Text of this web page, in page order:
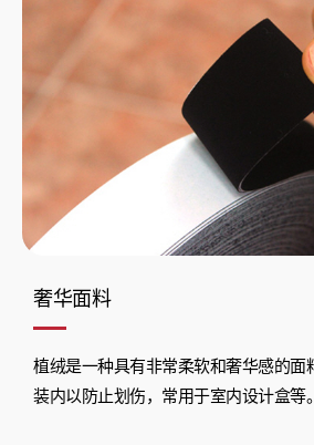
奢华面料
植绒是一种具有非常柔软和奢华感的面
装内以防止划伤，常用于室内设计盒等。